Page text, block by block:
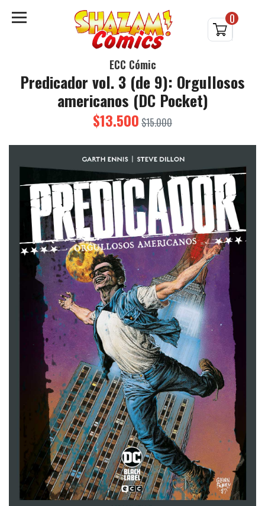
0
ECC Cómic
Predicador vol. 3 (de 9): Orgullosos
americanos (DC Pocket)
$13.500 $15.000